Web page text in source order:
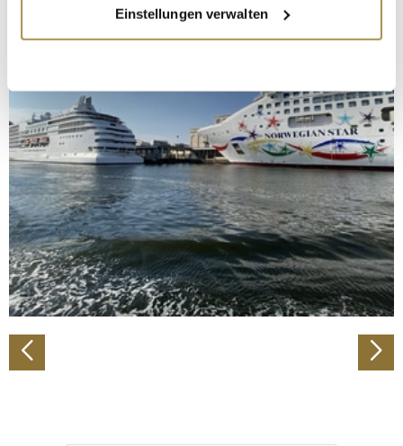
Informationen über Ihre geografische Lage
erfassen, welche bis auf einige Meter genau sein
bestimmten Merkmalen (Fingerprinting) identifizieren
Erfahren Sie mehr darüber, wie Ihre persönlichen Daten
verarbeitet werden, und legen Sie Ihre Präferenzen im
Abschnitt Einzelheitenfest.
Wir verwenden Cookies, um Inhalte und Anzeigen zu
personalisieren, Funktionen für soziale Medien anbieten
zu können und die Zugriffe auf unsere Website zu
analysieren. Außerdem geben wir Informationen zu Ihrer
Verwendung unserer Website an unsere Partner für
Partner führen diese Informationen möglicherweise mit
weiteren Daten zusammen, die Sie ihnen bereitgestellt
Einstellungen verwalten